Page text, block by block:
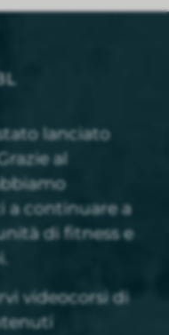
lanciato
al
a continuare a
di fitness e
videocorsi di